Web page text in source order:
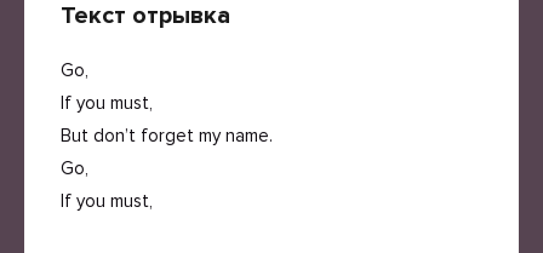
Текст отрывка
Go,
If you must,
But don’t forget my name.
Go,
If you must,